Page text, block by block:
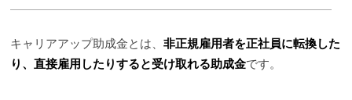
キャリアアップ助成金とは、非正規雇用者を正社員に転換した
り、直接雇用したりすると受け取れる助成金です。